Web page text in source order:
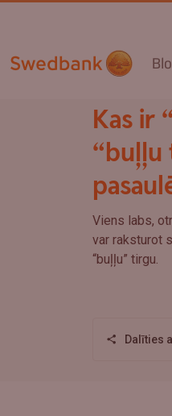
Kas ir
“buļļu
Viens labs,
var raksturot
“buļļu” tirgu.
Dalīties